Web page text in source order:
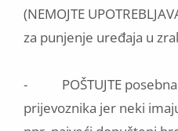
(NEMOJTE
za punjenje uređaja u
- POŠTUJTE posebna
prijevoznika jer neki